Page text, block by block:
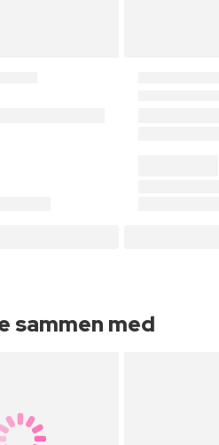
sammen med